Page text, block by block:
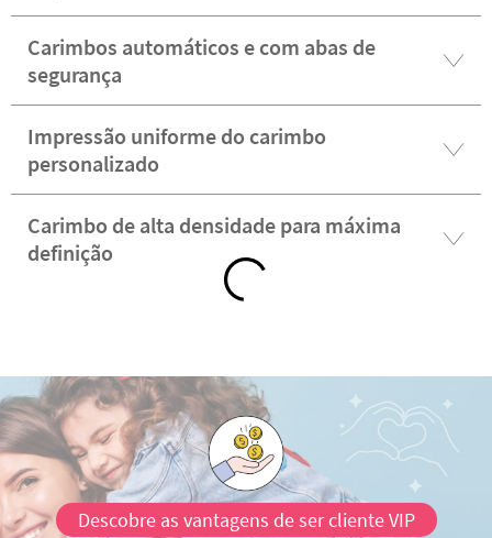
Carimbos automáticos e com abas de
segurança
Impressão uniforme do carimbo
personalizado
Carimbo de alta densidade para máxima
definição
Descobre as vantagens de ser cliente VIP